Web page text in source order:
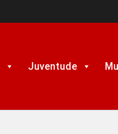
Juventude